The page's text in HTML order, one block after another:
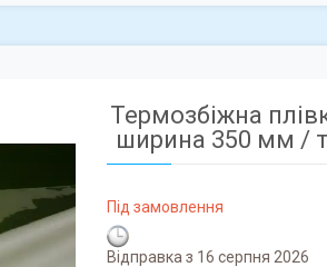
Термозбіжна
ширина 350 мм /
Під замовлення
Відправка з 16 серпня 2026